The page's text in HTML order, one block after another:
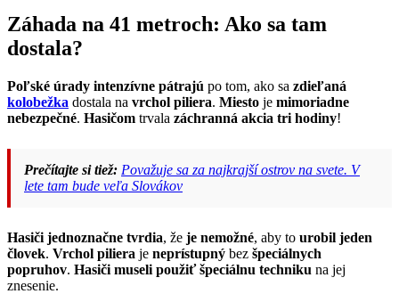
Záhada na 41 metroch: Ako sa tam
dostala?
Poľské úrady intenzívne pátrajú po tom, ako sa zdieľaná
kolobežka dostala na vrchol piliera. Miesto je mimoriadne
nebezpečné. Hasičom trvala záchranná akcia tri hodiny!
Prečítajte si tiež: Považuje sa za najkrajší ostrov na svete. V
lete tam bude veľa Slovákov
Hasiči jednoznačne tvrdia, že je nemožné, aby to urobil jeden
človek. Vrchol piliera je neprístupný bez špeciálnych
popruhov. Hasiči museli použiť špeciálnu techniku na jej
znesenie.